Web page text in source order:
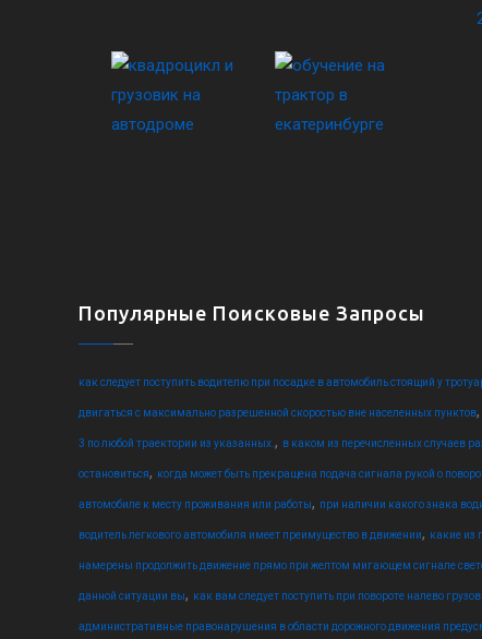
Популярные Поисковые Запросы
как следует поступить водителю при посадке в автомобиль стоящий у
двигаться с максимально разрешенной скоростью вне населенных пунктов,
3 по любой траектории из указанных. , в каком из перечисленных случаев
остановиться, когда может быть прекращена подача сигнала рукой о
автомобиле к месту проживания или работы, при наличии какого знака
водитель легкового автомобиля имеет преимущество в движении, какие из
намерены продолжить движение прямо при желтом мигающем сигнале
данной ситуации вы, как вам следует поступить при повороте налево
административные правонарушения в области дорожного движения